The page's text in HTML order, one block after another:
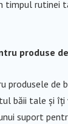
timpul rutinei
produse
produsele de
băii tale și îți
suport